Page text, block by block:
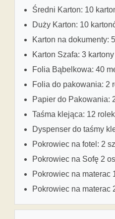
Średni Karton: 10
Duży Karton: 10
Karton na dokumenty:
Karton Szafa: 3 kartony
Folia Bąbelkowa: 40
Folia do pakowania: 2
Papier do Pakowania:
Taśma klejąca: 12 rolek
Dyspenser do taśmy
Pokrowiec na fotel: 2
Pokrowiec na Sofę 2
Pokrowiec na materac
Pokrowiec na materac